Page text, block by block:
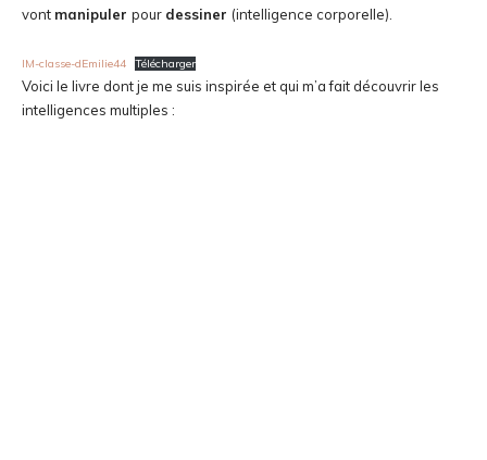
vont manipuler pour dessiner (intelligence corporelle).
IM-classe-dEmilie44 Télécharger
Voici le livre dont je me suis inspirée et qui m’a fait découvrir les
intelligences multiples :